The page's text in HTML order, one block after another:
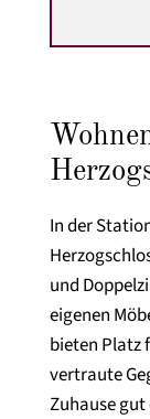
In der
und
eigenen
bieten Platz
vertraute
Zuhause